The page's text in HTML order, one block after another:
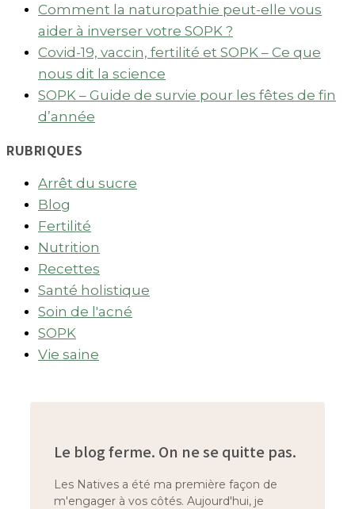
Comment la naturopathie peut-elle vous
aider à inverser votre SOPK ?
Covid-19, vaccin, fertilité et SOPK – Ce que
nous dit la science
SOPK – Guide de survie pour les fêtes de fin
d’année
RUBRIQUES
Arrêt du sucre
Blog
Fertilité
Nutrition
Recettes
Santé holistique
Soin de l'acné
SOPK
Vie saine
Le blog ferme. On ne se quitte pas.
Les Natives a été ma première façon de
m'engager à vos côtés. Aujourd'hui, je